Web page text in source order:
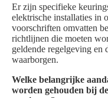
Er zijn specifieke
elektrische installaties in
voorschriften omvatten
richtlijnen die moeten
geldende regelgeving en
waarborgen.
Welke belangrijke
worden gehouden bij